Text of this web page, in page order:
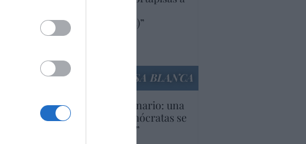
americanas (y europeas)”
LA CASA BLANCA
EEUU. Inquietante escenario: una
tercera parte de los demócratas se
define como “socialista”